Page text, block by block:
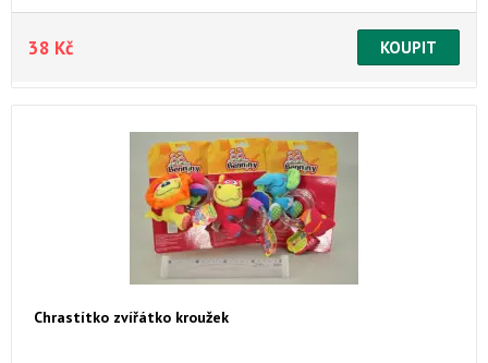
38 Kč
Chrastítko zvířátko kroužek